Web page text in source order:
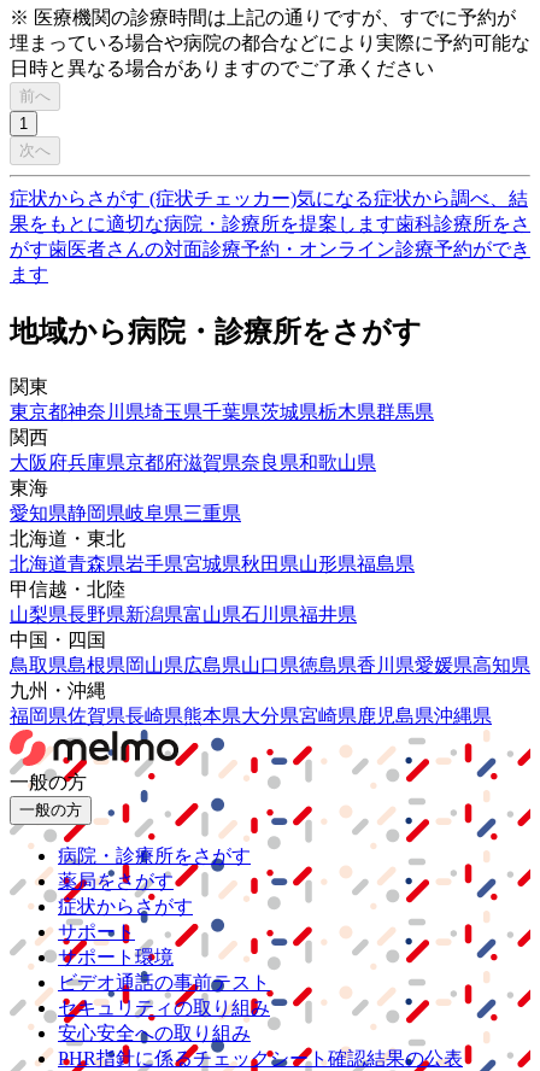
※ 医療機関の診療時間は上記の通りですが、すでに予約が
埋まっている場合や病院の都合などにより実際に予約可能な
日時と異なる場合がありますのでご了承ください
前へ
1
次へ
症状からさがす (症状チェッカー)気になる症状から調べ、結
果をもとに適切な病院・診療所を提案します歯科診療所をさ
がす歯医者さんの対面診療予約・オンライン診療予約ができ
ます
地域から病院・診療所をさがす
関東
東京都神奈川県埼玉県千葉県茨城県栃木県群馬県
関西
大阪府兵庫県京都府滋賀県奈良県和歌山県
東海
愛知県静岡県岐阜県三重県
北海道・東北
北海道青森県岩手県宮城県秋田県山形県福島県
甲信越・北陸
山梨県長野県新潟県富山県石川県福井県
中国・四国
鳥取県島根県岡山県広島県山口県徳島県香川県愛媛県高知県
九州・沖縄
福岡県佐賀県長崎県熊本県大分県宮崎県鹿児島県沖縄県
一般の方
一般の方
病院・診療所をさがす
薬局をさがす
症状からさがす
サポート
サポート環境
ビデオ通話の事前テスト
セキュリティの取り組み
安心安全への取り組み
PHR指針に係るチェックシート確認結果の公表